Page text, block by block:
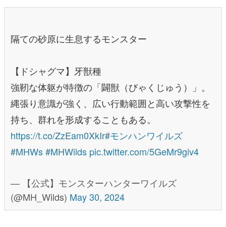
隔ての砂原に生息するモンスター
【ドシャグマ】牙獣種
強靭な体躯が特徴の「闢獣（びゃくじゅう）」。
縄張り意識が強く、広い行動範囲と高い攻撃性を
持ち、群れを形成することもある。
https://t.co/ZzEam0XkIr#モンハンワイルズ
#MHWs#MHWilds pic.twitter.com/5GeMr9giv4
— 【公式】モンスターハンターワイルズ
(@MH_Wilds) May 30, 2024